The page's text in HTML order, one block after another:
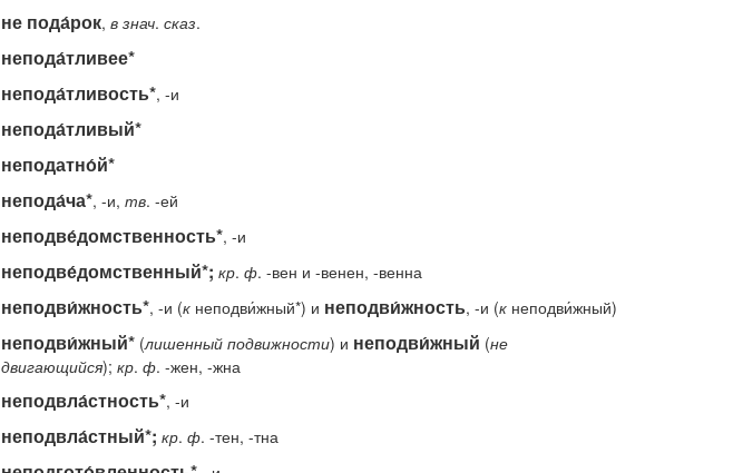
не пода́рок, в знач. сказ.
непода́тливее*
непода́тливость*, -и
непода́тливый*
неподатно́й*
непода́ча*, -и, тв. -ей
неподве́домственность*, -и
неподве́домственный*; кр. ф. -вен и -венен, -венна
неподви́жность*, -и (к неподви́жный*) и неподви́жность, -и (к неподви́жный)
неподви́жный* (лишенный подвижности) и неподви́жный (не
двигающийся); кр. ф. -жен, -жна
неподвла́стность*, -и
неподвла́стный*; кр. ф. -тен, -тна